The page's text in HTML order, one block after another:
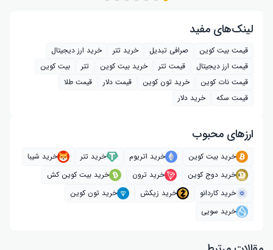
لینک‌های مفید
قیمت بیت کوین صرافی تبدیل خرید تتر
خرید ارز دیجیتال
قیمت ارز دیجیتال
قیمت تتر خرید بیت‌ کوین تتر
بیت کوین
قیمت نات کوین
خرید تون کوین قیمت دلار
قیمت طلا
قیمت سکه
خرید دلار
ارز‌های محبوب
خرید بیت کوین خرید اتریوم خرید تتر
خرید شیبا
خرید دوج کوین
خرید ترون
خرید بیت کوین کش
خرید کاردانو
خرید زیکش
خرید تون کوین
خرید سویی